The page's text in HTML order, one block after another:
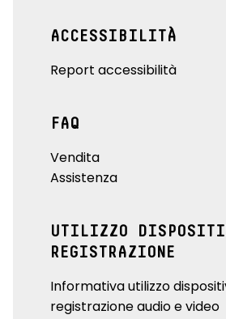
ACCESSIBILITÀ
Report accessibilità
FAQ
Vendita
Assistenza
UTILIZZO
REGISTRAZIONE
Informativa utilizzo
registrazione audio e video